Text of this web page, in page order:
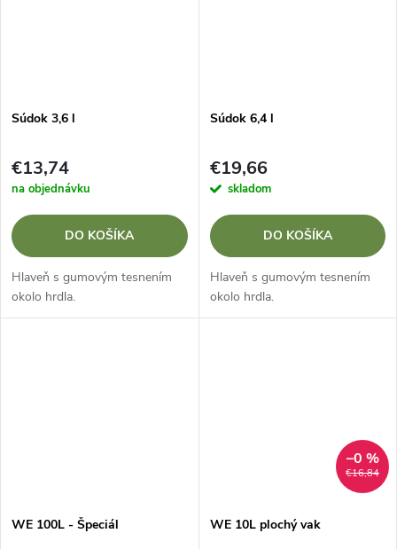
Súdok 3,6 l
€13,74
na objednávku
DO KOŠÍKA
Hlaveň s gumovým tesnením
okolo hrdla.
Súdok 6,4 l
€19,66
skladom
DO KOŠÍKA
Hlaveň s gumovým tesnením
okolo hrdla.
WE 100L - Špeciál
€16,84
–0 %
WE 10L plochý vak